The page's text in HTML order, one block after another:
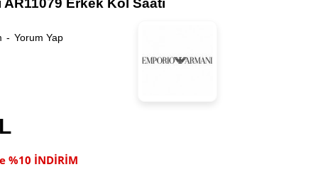
Erkek Kol Saati
- Yorum Yap
%10 İNDİRİM